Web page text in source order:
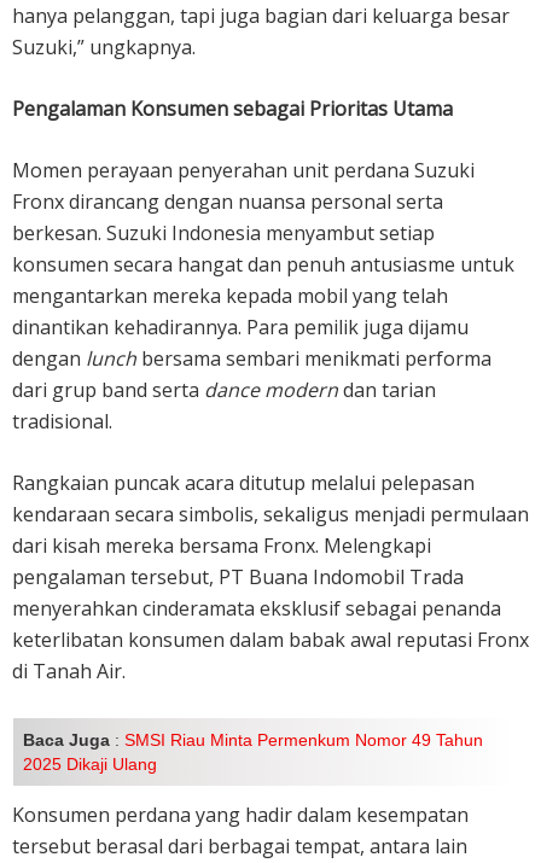
hanya pelanggan, tapi juga bagian dari keluarga besar
Suzuki,” ungkapnya.
Pengalaman Konsumen sebagai Prioritas Utama
Momen perayaan penyerahan unit perdana Suzuki
Fronx dirancang dengan nuansa personal serta
berkesan. Suzuki Indonesia menyambut setiap
konsumen secara hangat dan penuh antusiasme untuk
mengantarkan mereka kepada mobil yang telah
dinantikan kehadirannya. Para pemilik juga dijamu
dengan lunch bersama sembari menikmati performa
dari grup band serta dance moderndan tarian
tradisional.
Rangkaian puncak acara ditutup melalui pelepasan
kendaraan secara simbolis, sekaligus menjadi permulaan
dari kisah mereka bersama Fronx. Melengkapi
pengalaman tersebut, PT Buana Indomobil Trada
menyerahkan cinderamata eksklusif sebagai penanda
keterlibatan konsumen dalam babak awal reputasi Fronx
di Tanah Air.
Baca Juga : SMSI Riau Minta Permenkum Nomor 49 Tahun
2025 Dikaji Ulang
Konsumen perdana yang hadir dalam kesempatan
tersebut berasal dari berbagai tempat, antara lain